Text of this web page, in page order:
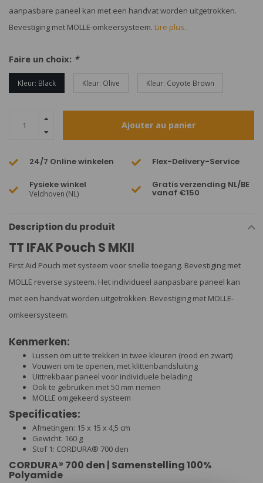
aanpasbare paneel kan met een handvat worden uitgetrokken.
Bevestiging met MOLLE-omkeersysteem. Lire plus..
Faire un choix: *
Kleur: Black Kleur: Olive Kleur: Coyote Brown
Ajouter au panier
24/7 Online winkelen Flex-Delivery-Service
Fysieke winkel
Veldhoven (NL)
Gratis verzending NL/BE
vanaf €150
Description du produit
TT IFAK Pouch S MKII
First Aid Pouch met systeem voor snelle toegang. Bevestiging met
MOLLE reverse systeem. Het individueel aanpasbare paneel kan
met een handvat worden uitgetrokken. Bevestiging met MOLLE-
omkeersysteem.
Kenmerken:
Lussen om uit te trekken in twee kleuren (rood en zwart)
Vouwen om te openen, met klittenbandsluiting
Uittrekbaar paneel voor individuele belading
Ook te gebruiken met 50 mm riemen
MOLLE omgekeerd systeem
Specificaties:
Afmetingen: 15 x 15 x 4,5 cm
Gewicht: 160 g
Stof 1: CORDURA® 700 den
CORDURA® 700 den | Samenstelling 100%
Polyamide